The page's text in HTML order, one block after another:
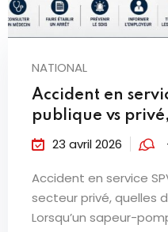
NATIONAL
Accident en
publique vs
23 avril 2026
Accident en service
secteur privé, quelles
Lorsqu’un sapeur-